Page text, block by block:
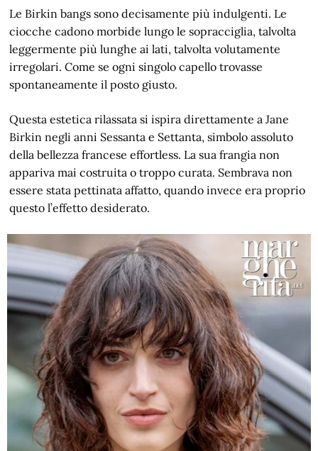
Le Birkin bangs sono decisamente più indulgenti. Le
ciocche cadono morbide lungo le sopracciglia, talvolta
leggermente più lunghe ai lati, talvolta volutamente
irregolari. Come se ogni singolo capello trovasse
spontaneamente il posto giusto.
Questa estetica rilassata si ispira direttamente a Jane
Birkin negli anni Sessanta e Settanta, simbolo assoluto
della bellezza francese effortless. La sua frangia non
appariva mai costruita o troppo curata. Sembrava non
essere stata pettinata affatto, quando invece era proprio
questo l’effetto desiderato.